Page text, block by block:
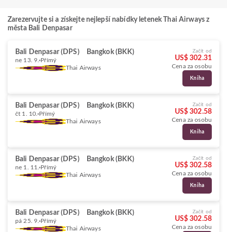
Zarezervujte si a získejte nejlepší nabídky letenek Thai Airways z
města Bali Denpasar
Bali Denpasar (DPS) Bangkok (BKK)
ne 13. 9. Přímý
Thai Airways
Začít od
US$ 302.31
Cena za osobu
Kniha
Bali Denpasar (DPS) Bangkok (BKK)
čt 1. 10. Přímý
Thai Airways
Začít od
US$ 302.58
Cena za osobu
Kniha
Bali Denpasar (DPS) Bangkok (BKK)
ne 1. 11. Přímý
Thai Airways
Začít od
US$ 302.58
Cena za osobu
Kniha
Bali Denpasar (DPS) Bangkok (BKK)
pá 25. 9. Přímý
Thai Airways
Začít od
US$ 302.58
Cena za osobu